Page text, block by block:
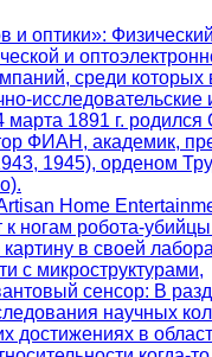
и оптики»:
и
среди
марта 1891 г.
ФИАН, академик,
1945), орденом
Home
к ногам робота-
в своей
с микроструктурами,
сенсор: В
научных
достижениях в